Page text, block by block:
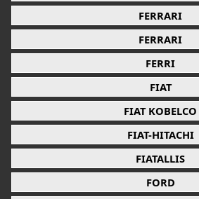
FERRARI
FERRARI
FERRI
FIAT
FIAT KOBELCO
FIAT-HITACHI
FIATALLIS
FORD